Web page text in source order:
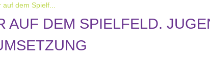
dem Spielf...
AUF DEM SPIELFELD.